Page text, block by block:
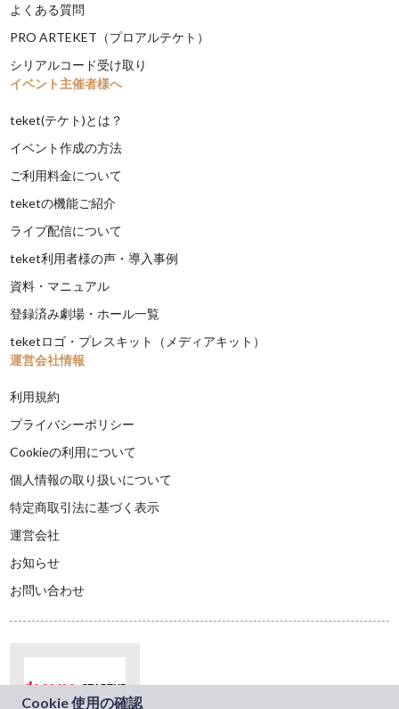
よくある質問
PRO ARTEKET（プロアルテケト）
シリアルコード受け取り
イベント主催者様へ
teket(テケト)とは？
イベント作成の方法
ご利用料金について
teketの機能ご紹介
ライブ配信について
teket利用者様の声・導入事例
資料・マニュアル
登録済み劇場・ホール一覧
teketロゴ・プレスキット（メディアキット）
運営会社情報
利用規約
プライバシーポリシー
Cookieの利用について
個人情報の取り扱いについて
特定商取引法に基づく表示
運営会社
お知らせ
お問い合わせ